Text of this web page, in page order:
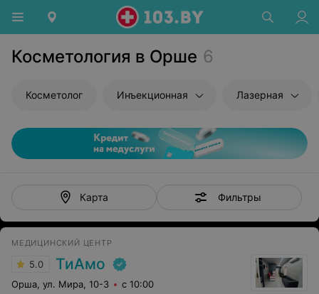
Косметология в Орше 6
Косметолог Инъекционная Лазерная
Карта Фильтры
МЕДИЦИНСКИЙ ЦЕНТР
5.0 ТиАмо
Орша, ул. Мира, 10-3 с 10:00